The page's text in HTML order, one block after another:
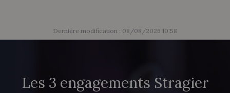
Dernière modification : 08/08/2026 10:58
Les 3 engagements Stragier